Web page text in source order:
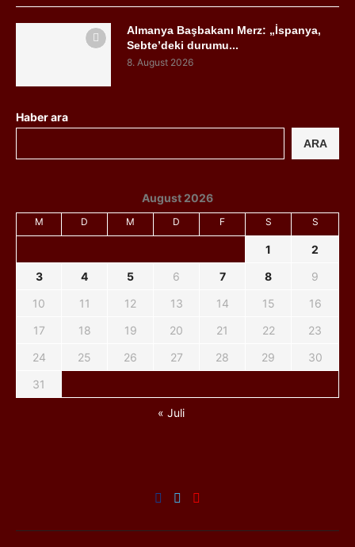
Almanya Başbakanı Merz: „İspanya,
Sebte’deki durumu...
8. August 2026
Haber ara
ARA
August 2026
M D M D F S S
1
2
3
4 5 6 7 8
9
10
11 12 13 14 15
16
17
18 19 20 21 22
23
24
25 26 27 28 29
30
31
« Juli